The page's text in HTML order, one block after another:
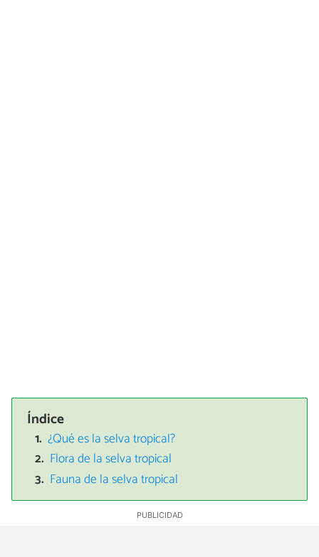
Índice
¿Qué es la selva tropical?
Flora de la selva tropical
Fauna de la selva tropical